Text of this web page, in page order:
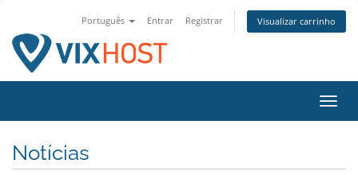
Português Entrar Registrar Visualizar carrinho
Notícias